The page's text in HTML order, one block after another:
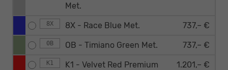
Met.
8X 8X - Race Blue Met. 737,– €
0B OB - Timiano Green Met. 737,– €
K1
K1 - Velvet Red Premium
1.201,– €